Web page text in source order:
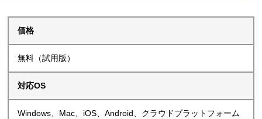
価格
無料（試用版）
対応OS
Windows、Mac、iOS、Android、クラウドプラットフォーム